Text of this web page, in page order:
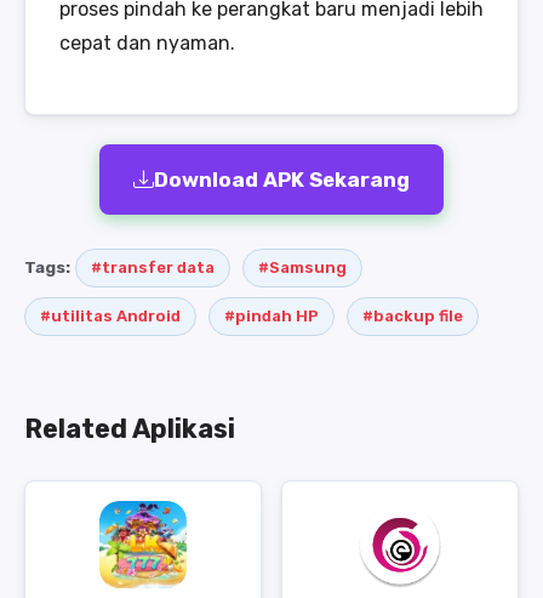
proses pindah ke perangkat baru menjadi lebih
cepat dan nyaman.
Download APK Sekarang
Tags: #transfer data #Samsung
#utilitas Android #pindah HP #backup file
Related Aplikasi